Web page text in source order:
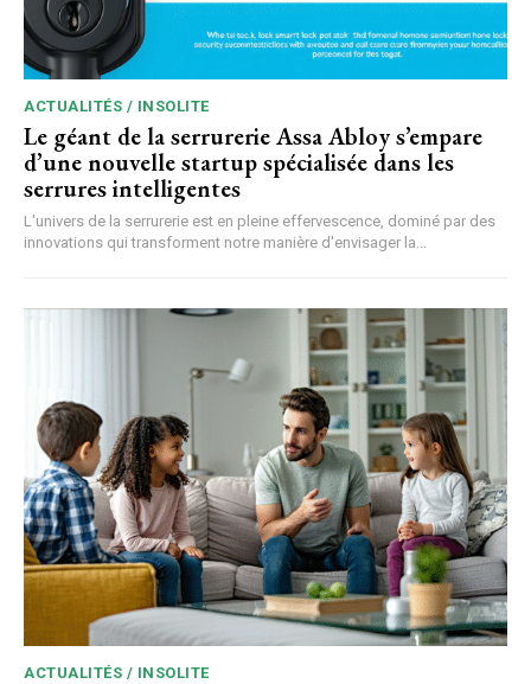
ACTUALITÉS / INSOLITE
Le géant de la serrurerie Assa Abloy s’empare
d’une nouvelle startup spécialisée dans les
serrures intelligentes
L'univers de la serrurerie est en pleine effervescence, dominé par des
innovations qui transforment notre manière d'envisager la...
ACTUALITÉS / INSOLITE